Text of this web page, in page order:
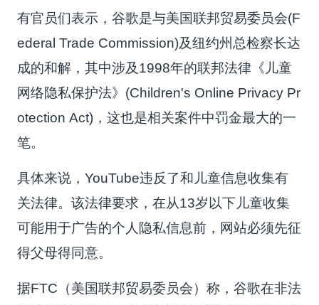
有官员们表示，谷歌是与美国联邦贸易委员会(F
ederal Trade Commission)及纽约州总检察长达
成的和解，其中涉及1998年的联邦法律《儿童
网络隐私保护法》(Children's Online Privacy Pr
otection Act)，这也是相关案件中罚金最大的一
笔。
具体来说，YouTube违反了和儿童信息收集有
关法律。该法律要求，在从13岁以下儿童收集
可能用于广告的个人隐私信息前，网站必须先征
得父母得同意。
据FTC（美国联邦贸易委员会）称，谷歌在非法